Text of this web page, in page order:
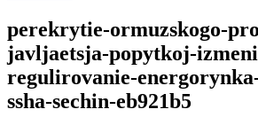
perekrytie-ormuzskogo-
javljaetsja-popytkoj-
regulirovanie-
ssha-sechin-eb921b5